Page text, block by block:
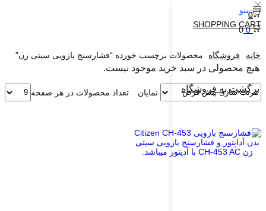
منو
0
0
0
SHOPPING CART
هیچ محصولی در سبد خرید موجود نیست.
برگشت به فروشگاه
خانه فروشگاه محصولات برچسب خورده “فشارسنج بازویی سیتی زن”
نمایان تعداد محصولات در هر صفحه